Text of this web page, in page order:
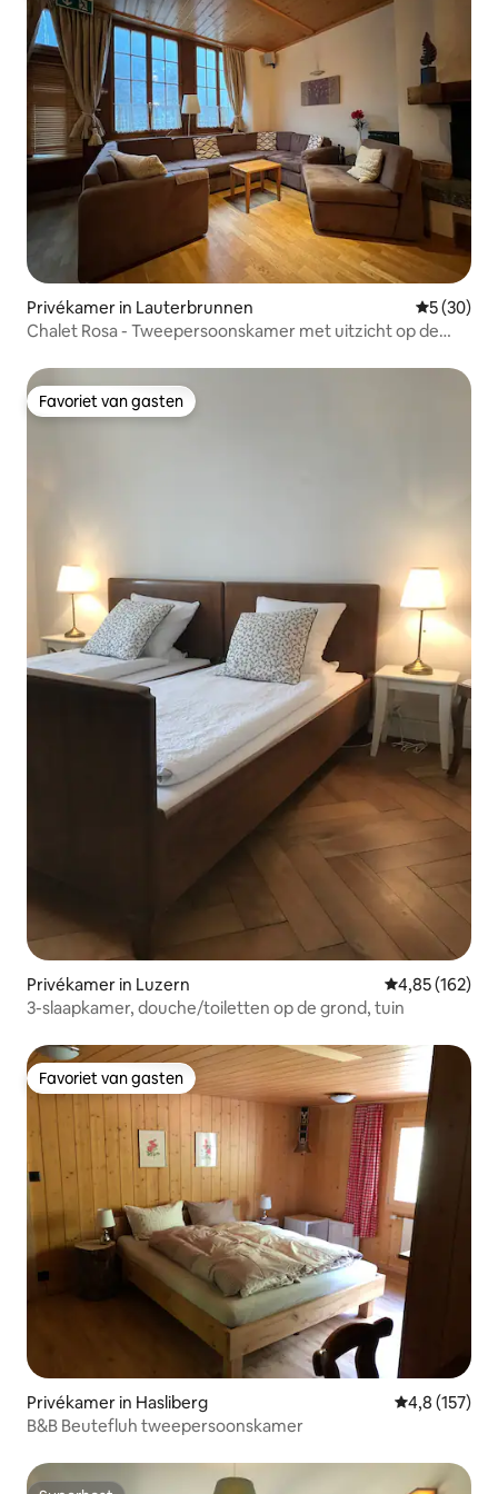
Privékamer in Lauterbrunnen
5 (30)
Chalet Rosa - Tweepersoonskamer met uitzicht op de
Favoriet van gasten
Favoriet van gasten
Privékamer in Luzern Gemiddelde
4,85 (162)
3-slaapkamer, douche/toiletten op de grond, tuin
Favoriet van gasten
Favoriet van gasten
Privékamer in Hasliberg Gemiddelde
4,8 (157)
B&B Beutefluh tweepersoonskamer